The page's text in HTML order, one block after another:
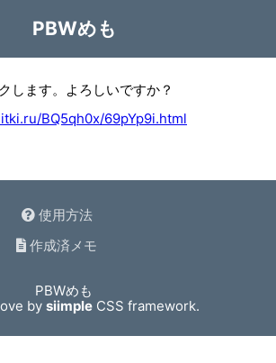
PBWめも
します。よろしいですか？
BQ5qh0x/69pYp9i.html
使用方法
作成済メモ
PBWめも
bysiimple CSS framework.